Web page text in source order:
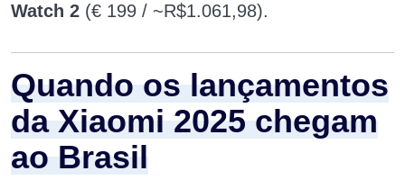
Watch 2 (€ 199 / ~R$1.061,98).
Quando os lançamentos
da Xiaomi 2025 chegam
ao Brasil